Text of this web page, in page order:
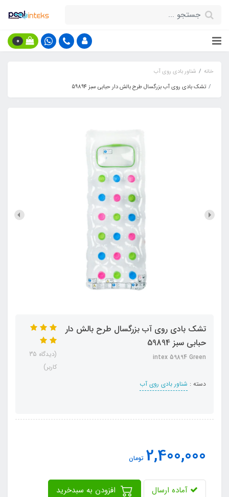
0
خانه
شناور بادی روی آب
تشک بادی روی آب بزرگسال طرح بالش دار حبابی سبز 59894
تشک بادی روی آب بزرگسال طرح بالش دار
حبابی سبز 59894
intex 59894 Green
دسته : شناور بادی روی آب
(دیدگاه 35
کاربر)
2,400,000 تومان
آماده ارسال